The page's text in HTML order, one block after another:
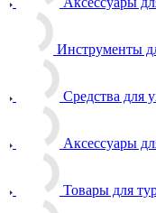
Инструменты
Средства для
Аксессуары
Товары для